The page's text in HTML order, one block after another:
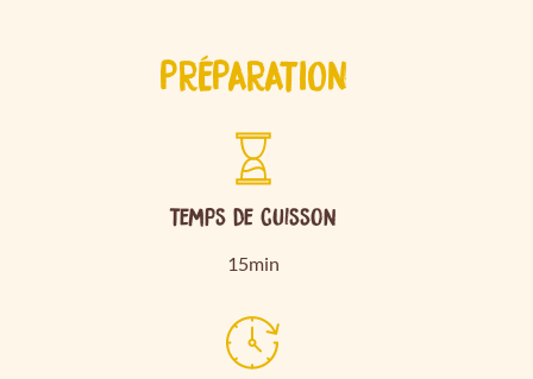
PRÉPARATION
Temps de cuisson
15min